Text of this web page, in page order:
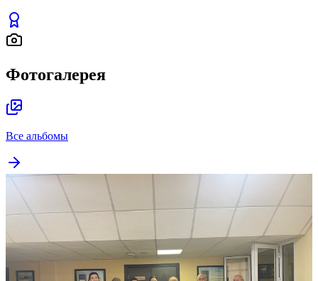
Фотогалерея
Все альбомы